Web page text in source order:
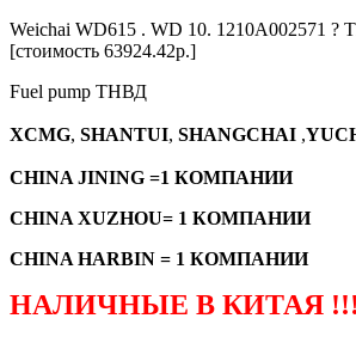
Weichai WD615 . WD 10. 1210A002571 ?
[стоимость 63924.42р.]
Fuel pump ТНВД
XCMG, SHANTUI, SHANGCHAI ,
CHINA JINING =1 КОМПАНИИ
CHINA XUZHOU= 1 КОМПАНИИ
CHINA HARBIN = 1 КОМПАНИИ
НАЛИЧНЫЕ В КИТАЯ !!!